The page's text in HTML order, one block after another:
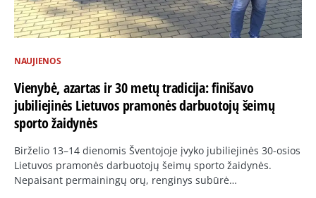
NAUJIENOS
Vienybė, azartas ir 30 metų tradicija: finišavo
jubiliejinės Lietuvos pramonės darbuotojų šeimų
sporto žaidynės
Birželio 13–14 dienomis Šventojoje įvyko jubiliejinės 30-osios
Lietuvos pramonės darbuotojų šeimų sporto žaidynės.
Nepaisant permainingų orų, renginys subūrė…